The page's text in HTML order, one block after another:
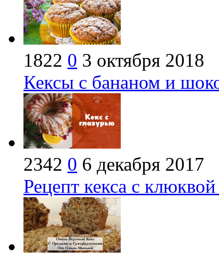
1822 0 3 октября 2018
Кексы с бананом и
2342 0 6 декабря 2017
Рецепт кекса с